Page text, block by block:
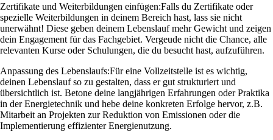
Zertifikate und Weiterbildungen einfügen:Falls du Zertifikate oder
spezielle Weiterbildungen in deinem Bereich hast, lass sie nicht
unerwähnt! Diese geben deinem Lebenslauf mehr Gewicht und zeigen
dein Engagement für das Fachgebiet. Vergeude nicht die Chance, alle
relevanten Kurse oder Schulungen, die du besucht hast, aufzuführen.
Anpassung des Lebenslaufs:Für eine Vollzeitstelle ist es wichtig,
deinen Lebenslauf so zu gestalten, dass er gut strukturiert und
übersichtlich ist. Betone deine langjährigen Erfahrungen oder Praktika
in der Energietechnik und hebe deine konkreten Erfolge hervor, z.B.
Mitarbeit an Projekten zur Reduktion von Emissionen oder die
Implementierung effizienter Energienutzung.